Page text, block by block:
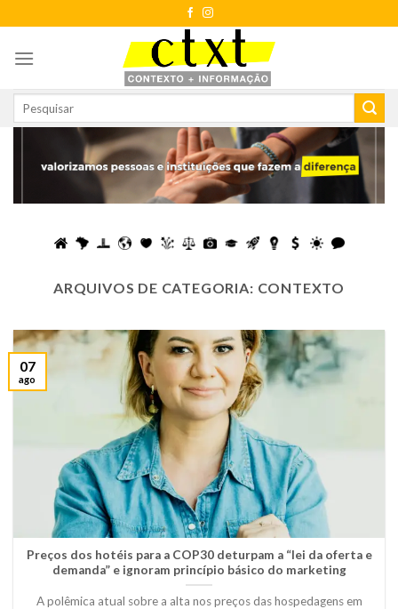
to
content
ARQUIVOS DE CATEGORIA: CONTEXTO
Preços dos hotéis para a COP30 deturpam a “lei da oferta e
demanda” e ignoram princípio básico do marketing
A polêmica atual sobre a alta nos preços das hospedagens em
07
ago